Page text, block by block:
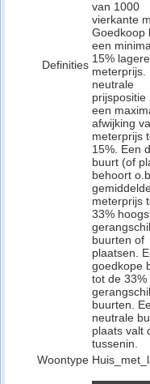
Definities
van 1000
vierkante
Goedkoop
een
15% lagere
meterprijs.
neutrale
prijspositie
een
afwijking
meterprijs
15%. Een
buurt (of
behoort
meterprijs
33%
buurten of
plaatsen.
goedkope
tot de 33%
buurten.
neutrale
plaats valt
tussenin.
Woontype